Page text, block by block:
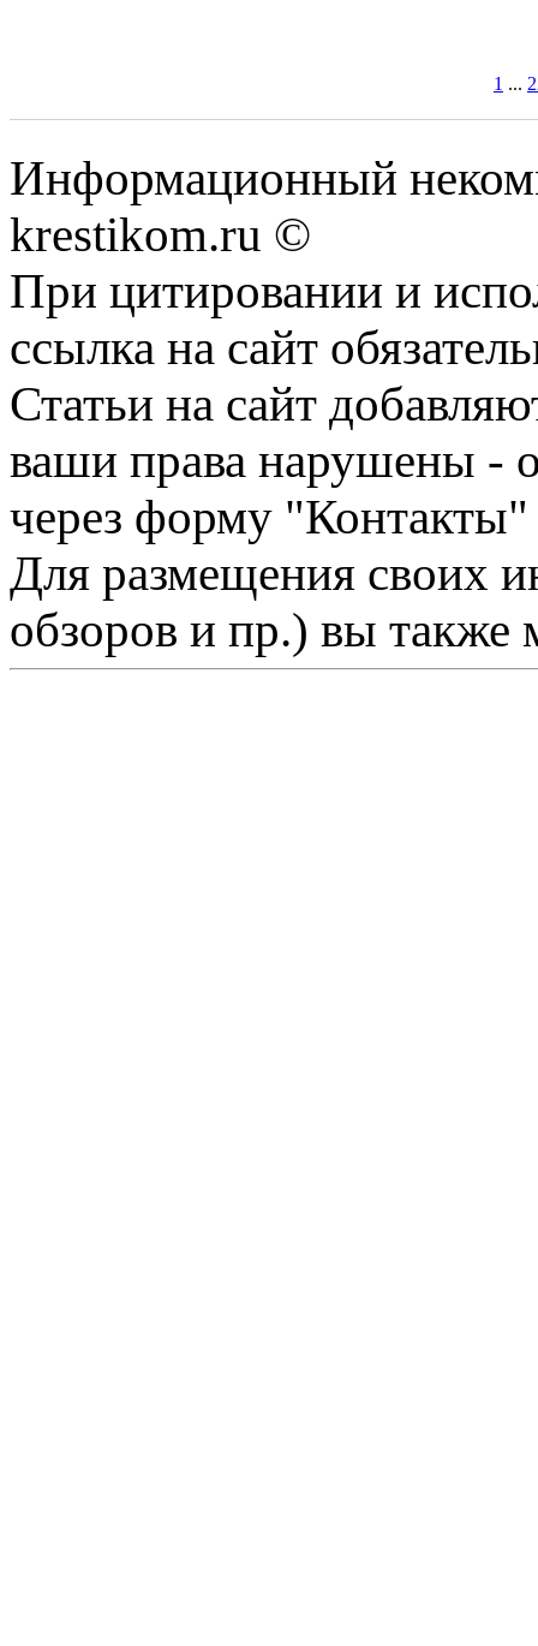
1 ...
Информационный
krestikom.ru ©
При цитировании и
ссылка на сайт
Статьи на сайт
ваши права нарушены -
через форму "Контакты"
Для размещения своих
обзоров и пр.) вы также